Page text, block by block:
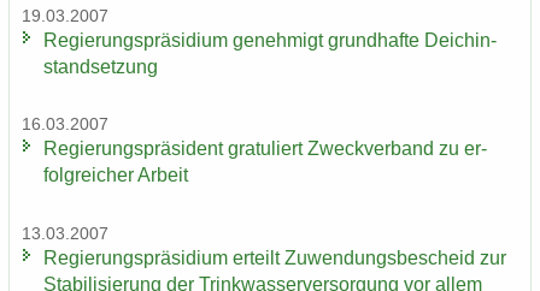
19.03.2007
Re­gie­rungs­prä­si­di­um ge­neh­migt grund­haf­te Deich­in­
stand­set­zung
16.03.2007
Re­gie­rungs­prä­si­dent gra­tu­liert Zweck­ver­band zu er­
folg­rei­cher Ar­beit
13.03.2007
Re­gie­rungs­prä­si­di­um er­teilt Zu­wen­dungs­be­scheid zur
Sta­bi­li­sie­rung der Trink­was­ser­ver­sor­gung vor allem